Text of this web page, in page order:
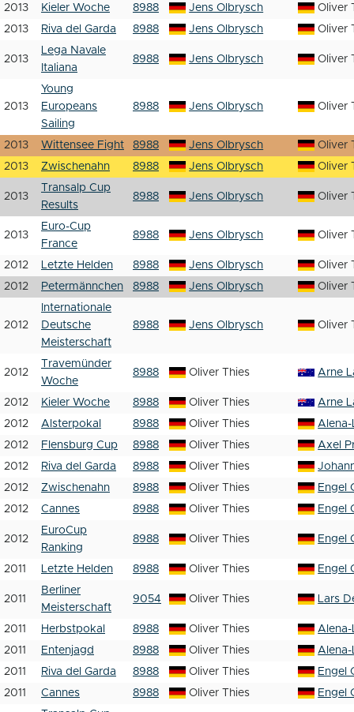
2013 Kieler Woche 8988 Jens Olbrysch
Oliver
2013
Riva del Garda 8988 Jens Olbrysch Oliver
2013
Lega Navale
Italiana
8988 Jens Olbrysch Oliver
2013
Young
Europeans
Sailing
8988 Jens Olbrysch Oliver
2013 Wittensee Fight 8988 Jens Olbrysch
Oliver
2013
Zwischenahn 8988 Jens Olbrysch Oliver
2013
Transalp Cup
Results
8988 Jens Olbrysch Oliver
2013
Euro-Cup
France
8988 Jens Olbrysch Oliver
2012 Letzte Helden 8988 Jens Olbrysch
Oliver
2012
Petermännchen 8988 Jens Olbrysch Oliver
2012
Internationale
Deutsche
Meisterschaft
8988 Jens Olbrysch Oliver
2012
Travemünder
Woche
8988 Oliver Thies Arne
2012 Kieler Woche 8988 Oliver Thies
Arne
2012
Alsterpokal 8988 Oliver Thies
Alena-
2012
Flensburg Cup 8988 Oliver Thies
Axel
2012
Riva del Garda 8988 Oliver Thies
2012
Zwischenahn 8988 Oliver Thies
Engel
2012
Cannes 8988 Oliver Thies Engel
2012
EuroCup
Ranking
8988 Oliver Thies Engel
2011 Letzte Helden 8988 Oliver Thies Engel
2011
Berliner
Meisterschaft
9054 Oliver Thies Lars
2011 Herbstpokal 8988 Oliver Thies
Alena-
2011
Entenjagd 8988 Oliver Thies
Alena-
2011
Riva del Garda 8988 Oliver Thies
Engel
2011
Cannes 8988 Oliver Thies Engel